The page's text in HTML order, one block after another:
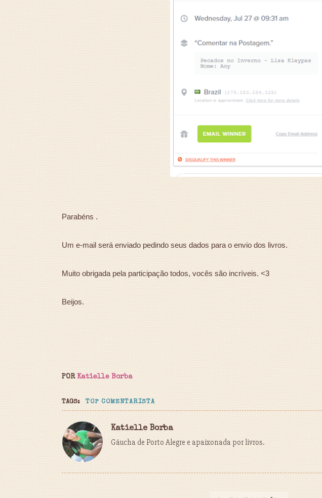
Parabéns .
Um e-mail será enviado pedindo seus dados para o envio dos livros.
Muito obrigada pela participação todos, vocês são incríveis. <3
Beijos.
POR Katielle Borba
TAGS: TOP COMENTARISTA
Katielle Borba
Gáucha de Porto Alegre e apaixonada por livros.